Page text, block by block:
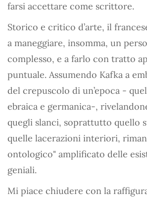
farsi accettare come scrittore.
Storico e critico d’arte, il
a maneggiare, insomma, un
complesso, e a farlo con tratto
puntuale. Assumendo Kafka a
del crepuscolo di un’epoca -
ebraica e germanica-,
quegli slanci, soprattutto quello
quelle lacerazioni interiori,
ontologico" amplificato delle
geniali.
Mi piace chiudere con la